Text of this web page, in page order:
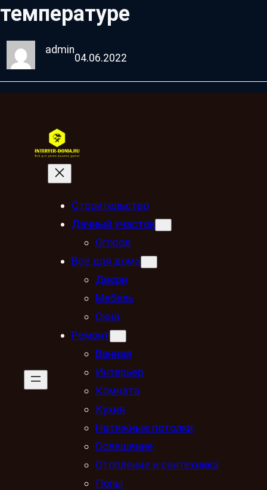
температуре
admin
04.06.2022
Строительство
Дачный участок
Огород
Всё для дома
Двери
Мебель
Окна
Ремонт
Ванная
Интерьер
Комната
Кухня
Натяжные потолки
Освещение
Отопление и сантехника
Полы